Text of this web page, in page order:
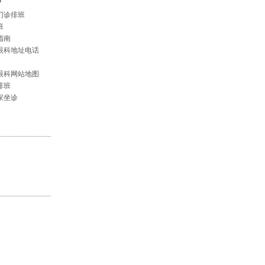
诊排班
南
科地址电话
科网站地图
班
坐诊